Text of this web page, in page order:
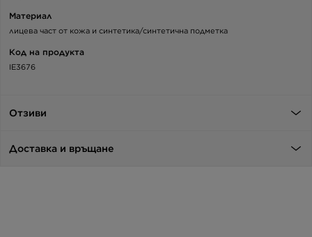
Материал
лицева част от кожа и синтетика/синтетична подметка
Код на продукта
IE3676
Отзиви
Доставка и връщане